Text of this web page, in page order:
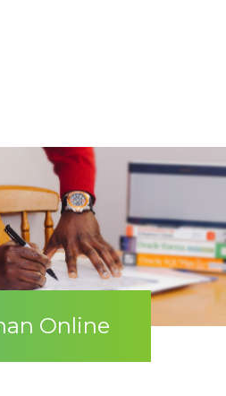
Online